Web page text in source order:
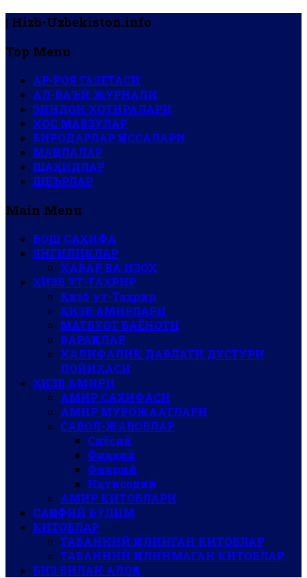
| Hizb-Uzbekiston.info
Top Menu
АР-РОЯ ГАЗЕТАСИ
АЛ-ВАЪЙ ЖУРНАЛИ
ЗИНДОН ХОТИРАЛАРИ
ХОС МАВЗУЛАР
БИРОДАРЛАР ҚИССАЛАРИ
МАҚОЛАЛАР
ШАҲИДЛАР
ШЕЪРЛАР
Main Menu
БОШ САҲИФА
ЯНГИЛИКЛАР
ХАБАР ВА ИЗОҲ
ҲИЗБ УТ-ТАҲРИР
Ҳизб ут-Таҳрир
ҲИЗБ АМИРЛАРИ
МАТБУОТ БАЁНОТИ
ВАРАҚАЛАР
ХАЛИФАЛИК ДАВЛАТИ ДУСТУРИ
ЛОЙИҲАСИ
ҲИЗБ АМИРИ
АМИР САҲИФАСИ
АМИР МУРОЖААТЛАРИ
САВОЛ-ЖАВОБЛАР
Сиёсий
Фиқҳий
Фикрий
Иқтисодий
АМИР КИТОБЛАРИ
САҚОФИЙ БЎЛИМ
КИТОБЛАР
ТАБАННИЙ ҚИЛИНГАН КИТОБЛАР
ТАБАННИЙ ҚИЛИНМАГАН КИТОБЛАР
БИЗ БИЛАН АЛОҚА